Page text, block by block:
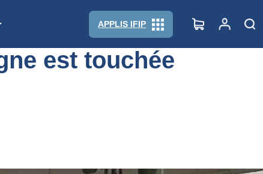
APPLIS IFIP
est touchée